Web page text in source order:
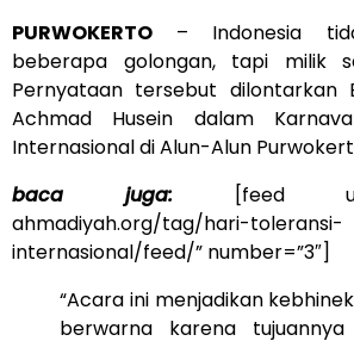
PURWOKERTO – Indonesia
beberapa golongan, tapi milik
Pernyataan tersebut dilontarkan
Achmad Husein dalam
Internasional di Alun-Alun
baca juga: [feed
ahmadiyah.org/tag/hari-toleransi-
internasional/feed/” number=”3″]
“Acara ini menjadikan
berwarna karena tujuannya